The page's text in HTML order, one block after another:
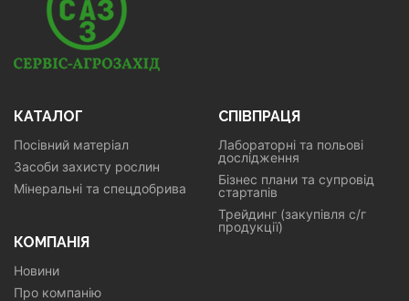
КАТАЛОГ
Посівний матеріал
Засоби захисту рослин
Мінеральні та спецдобрива
СПІВПРАЦЯ
Лабораторні та польові
дослідження
Бізнес плани та супровід
стартапів
Трейдинг (закупівля с/г
продукції)
КОМПАНІЯ
Новини
Про компанію